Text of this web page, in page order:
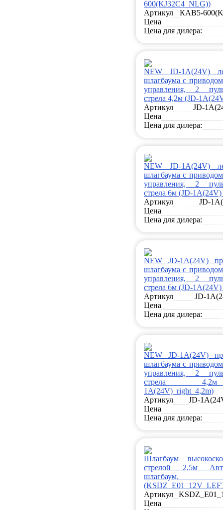
600(KJ32C4_NLG))
Артикул
КАВ5-
Цена
Цена для дилера:
NEW JD-1A(24V)
шлагбаума с
управления, 2
стрела 4,2м (JD-
Артикул
JD-
Цена
Цена для дилера:
NEW JD-1A(24V)
шлагбаума с
управления, 2
стрела 6м (JD-
Артикул
JD-
Цена
Цена для дилера:
NEW JD-1A(24V)
шлагбаума с
управления, 2
стрела 6м (JD-
Артикул
JD-
Цена
Цена для дилера:
NEW JD-1A(24V)
шлагбаума с
управления, 2
стрела
1A(24V)_right_4,2m)
Артикул
JD-
Цена
Цена для дилера:
Шлагбаум
стрелой 2,5м
шлагбаум.
Артикул
Цена